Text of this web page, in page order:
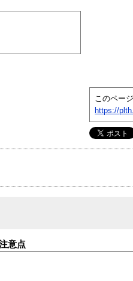
このページ
https://
意点